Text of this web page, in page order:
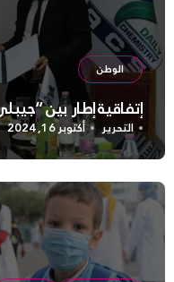
الوطن
إتفاقية إطار بين
التحرير أكتوبر 16, 2024